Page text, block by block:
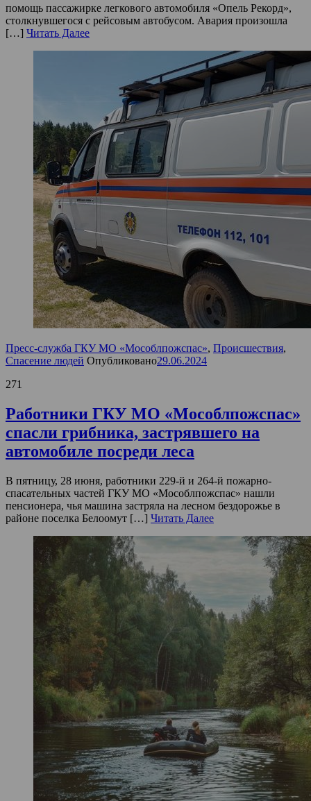
помощь пассажирке легкового автомобиля «Опель Рекорд»,
столкнувшегося с рейсовым автобусом. Авария произошла
[…] Читать Далее
Пресс-служба ГКУ МО «Мособлпожспас», Происшествия,
Спасение людей Опубликовано29.06.2024
271
Работники ГКУ МО «Мособлпожспас»
спасли грибника, застрявшего на
автомобиле посреди леса
В пятницу, 28 июня, работники 229-й и 264-й пожарно-
спасательных частей ГКУ МО «Мособлпожспас» нашли
пенсионера, чья машина застряла на лесном бездорожье в
районе поселка Белоомут […] Читать Далее